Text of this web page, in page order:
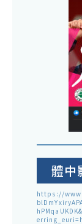
體中
https://